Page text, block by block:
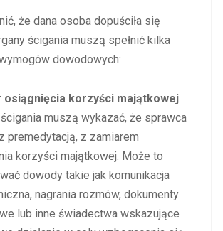
że dana osoba dopuściła się
ścigania muszą spełnić kilka
dowodowych:
osiągnięcia korzyści majątkowej
muszą wykazać, że sprawca
z premedytacją, z zamiarem
korzyści majątkowej. Może to
dowody takie jak komunikacja
nagrania rozmów, dokumenty
lub inne świadectwa wskazujące